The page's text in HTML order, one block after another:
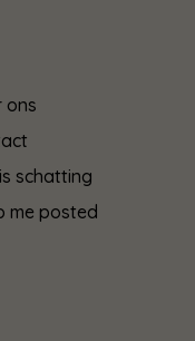
ons
schatting
me posted